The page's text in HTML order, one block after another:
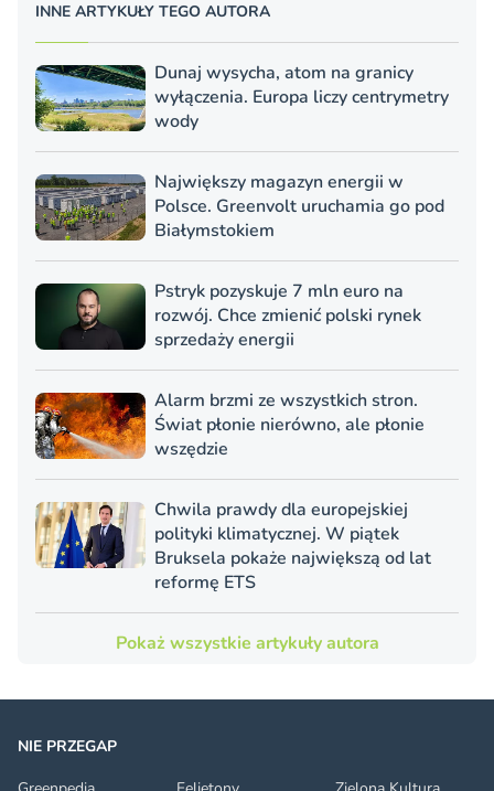
INNE ARTYKUŁY TEGO AUTORA
Dunaj wysycha, atom na granicy
wyłączenia. Europa liczy centrymetry
wody
Największy magazyn energii w
Polsce. Greenvolt uruchamia go pod
Białymstokiem
Pstryk pozyskuje 7 mln euro na
rozwój. Chce zmienić polski rynek
sprzedaży energii
Alarm brzmi ze wszystkich stron.
Świat płonie nierówno, ale płonie
wszędzie
Chwila prawdy dla europejskiej
polityki klimatycznej. W piątek
Bruksela pokaże największą od lat
reformę ETS
Pokaż wszystkie artykuły autora
NIE PRZEGAP